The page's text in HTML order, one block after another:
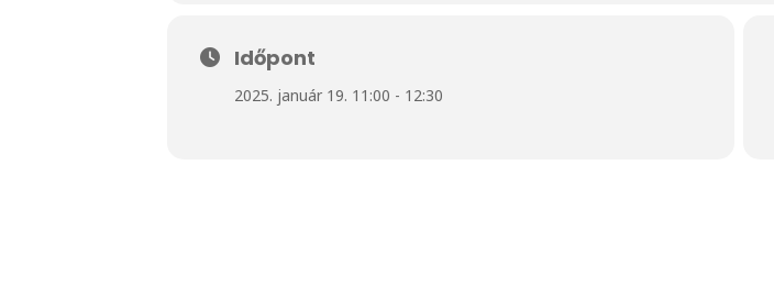
Időpont
2025. január 19. 11:00 - 12:30